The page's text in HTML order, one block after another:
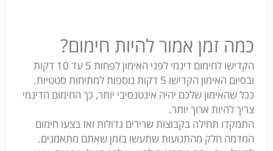
כמה זמן אמור להיות חימום?
הקדישו לחימום דינמי לפני האימון לפחות 5 עד 10 דקות
ובסיום האימון הקדישו 5 דקות נוספות למתיחות סטטיות.
ככל שהאימון שלכם יהיה אינטנסיבי יותר, כך החימום הדינמי
צריך להיות ארוך יותר.
התמקדו תחילה בקבוצות שרירים גדולות ואז בצעו חימום
המדמה חלק מהתנועות שתעשו בזמן שאתם מתאמנים.